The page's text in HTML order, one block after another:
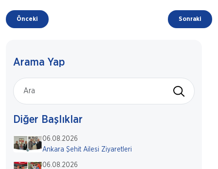
Önceki Sonraki
Arama Yap
Diğer Başlıklar
06.08.2026
Ankara Şehit Ailesi Ziyaretleri
06.08.2026